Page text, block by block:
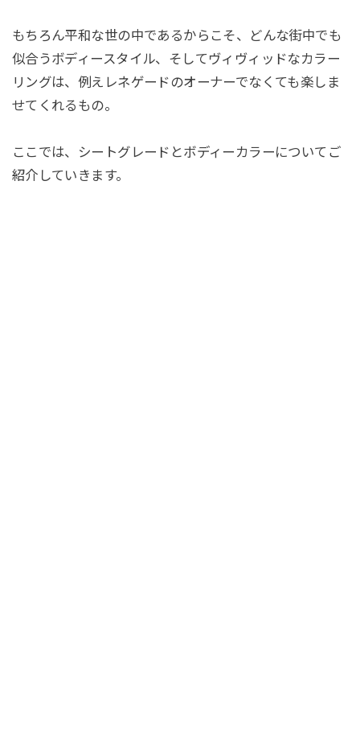
もちろん平和な世の中であるからこそ、どんな街中でも
似合うボディースタイル、そしてヴィヴィッドなカラー
リングは、例えレネゲードのオーナーでなくても楽しま
せてくれるもの。
ここでは、シートグレードとボディーカラーについてご
紹介していきます。